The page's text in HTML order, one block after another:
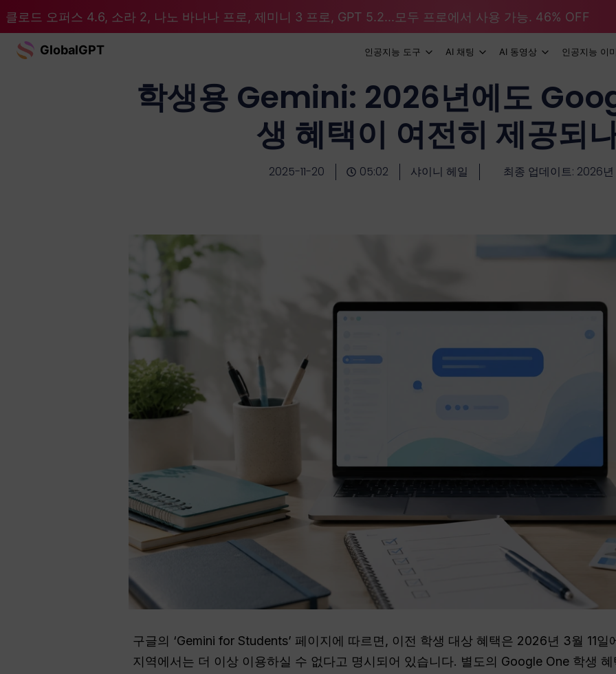
클로드 오퍼스 4.6, 소라 2, 나노 바나나 프로, 제미니 3 프로, GPT 5.2...모두 프로에서 사용 가능. 46% OFF
GlobalGPT 인공지능 도구 AI 채팅 AI 동영상 인공지능 이
학생용 Gemini: 2026년에도
생 혜택이 여전히 제공되
2025-11-20 05:02 샤이니 헤일 최종 업데이트: 2026
구글의 ‘Gemini for Students’ 페이지에 따르면, 이전 학생 대상 혜택은 2026년 3월 11일
지역에서는 더 이상 이용하실 수 없다고 명시되어 있습니다. 별도의 Google One 학생